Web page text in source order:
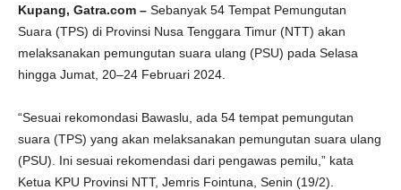
Kupang, Gatra.com – Sebanyak 54 Tempat Pemungutan
Suara (TPS) di Provinsi Nusa Tenggara Timur (NTT) akan
melaksanakan pemungutan suara ulang (PSU) pada Selasa
hingga Jumat, 20–24 Februari 2024.
“Sesuai rekomondasi Bawaslu, ada 54 tempat pemungutan
suara (TPS) yang akan melaksanakan pemungutan suara ulang
(PSU). Ini sesuai rekomendasi dari pengawas pemilu,” kata
Ketua KPU Provinsi NTT, Jemris Fointuna, Senin (19/2).